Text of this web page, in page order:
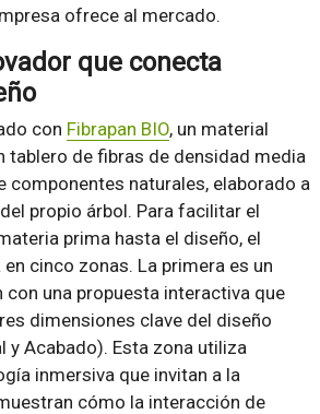
ofrece al mercado.
que conecta
con Fibrapan BIO, un material
tablero de fibras de densidad media
componentes naturales, elaborado a
propio árbol. Para facilitar el
prima hasta el diseño, el
cinco zonas. La primera es un
con una propuesta interactiva que
dimensiones clave del diseño
y Acabado). Esta zona utiliza
inmersiva que invitan a la
cómo la interacción de